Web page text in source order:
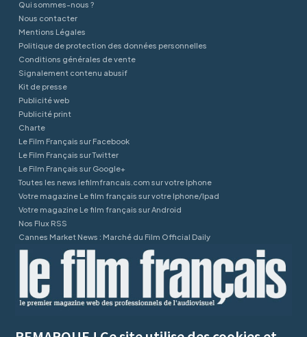
Qui sommes-nous ?
Nous contacter
Mentions Légales
Politique de protection des données personnelles
Conditions générales de vente
Signalement contenu abusif
Kit de presse
Publicité web
Publicité print
Charte
Le Film Français sur Facebook
Le Film Français sur Twitter
Le Film Français sur Google+
Toutes les news lefilmfrancais.com sur votre Iphone
Votre magazine Le film français sur votre Iphone/Ipad
Votre magazine Le film français sur Android
Nos Flux RSS
Cannes Market News : Marché du Film Official Daily